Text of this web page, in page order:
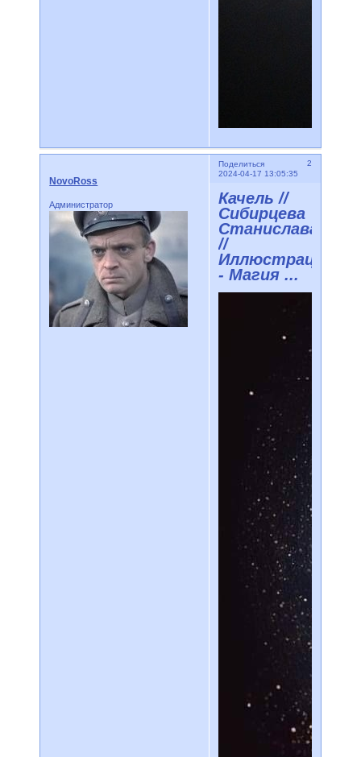
Поделиться
2
2024-04-17 13:05:35
NovoRoss
Администратор
Качель //
Сибирцева
Станислава
//
Иллюстрации
- Магия ...